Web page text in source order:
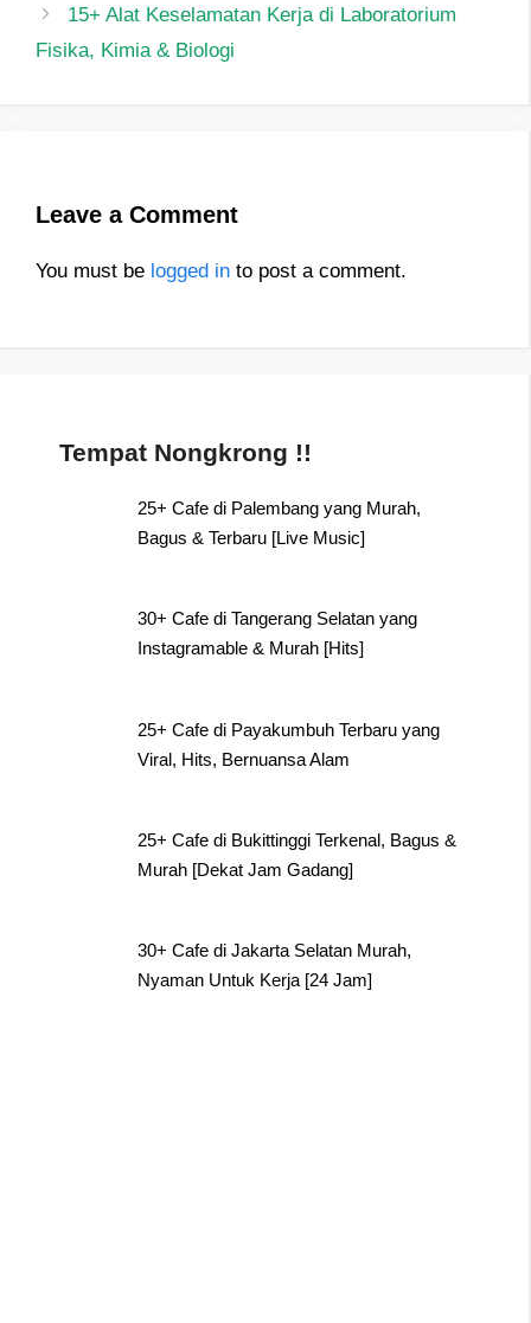
15+ Alat Keselamatan Kerja di Laboratorium
Fisika, Kimia & Biologi
Leave a Comment
You must be logged in to post a comment.
Tempat Nongkrong !!
25+ Cafe di Palembang yang Murah,
Bagus & Terbaru [Live Music]
30+ Cafe di Tangerang Selatan yang
Instagramable & Murah [Hits]
25+ Cafe di Payakumbuh Terbaru yang
Viral, Hits, Bernuansa Alam
25+ Cafe di Bukittinggi Terkenal, Bagus &
Murah [Dekat Jam Gadang]
30+ Cafe di Jakarta Selatan Murah,
Nyaman Untuk Kerja [24 Jam]